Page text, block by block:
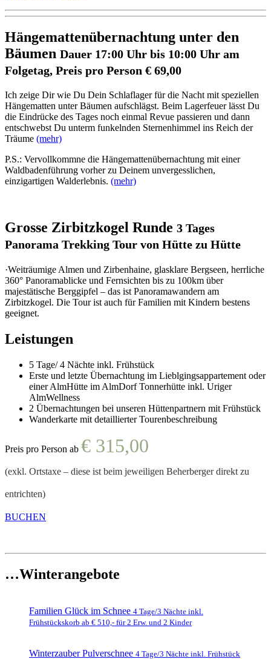
Hängemattenübernachtung unter den
Bäumen Dauer 17:00 Uhr bis 10:00 Uhr am
Folgetag, Preis pro Person € 69,00
Ich zeige Dir wie Du Dein Schlaflager für die Nacht mit speziellen
Hängematten unter Bäumen aufschlägst. Beim Lagerfeuer lässt Du
die Eindrücke des Tages noch einmal Revue passieren und dann
entschwebst Du unterm funkelnden Sternenhimmel ins Reich der
Träume (mehr)
P.S.: Vervollkommne die Hängemattenübernachtung mit einer
Waldbadenführung vorher zu Deinem unvergesslichen,
einzigartigen Walderlebnis. (mehr)
Grosse Zirbitzkogel Runde 3 Tages
Panorama Trekking Tour von Hütte zu Hütte
·Weiträumige Almen und Zirbenhaine, glasklare Bergseen, herrliche
360° Panoramablicke und Fernsichten bis zu 100km über
majestätische Berggipfel – das ist Panoramawandern am
Zirbitzkogel. Die Tour ist auch für Familien mit Kindern bestens
geeignet.
Leistungen
5 Tage/ 4 Nächte inkl. Frühstück
Erste und letzte Übernachtung im Lieblgingsappartement oder
einer AlmHütte im AlmDorf Tonnerhütte inkl. Uriger
AlmWellness
2 Übernachtungen bei unseren Hüttenpartnern mit Frühstück
Wanderkarte mit detaillierter Tourenbeschreibung
Preis pro Person ab € 315,00
(exkl. Ortstaxe – diese ist beim jeweiligen Beherberger direkt zu
entrichten)
BUCHEN
…Winterangebote
Familien Glück im Schnee 4 Tage/3 Nächte inkl.
Frühstückskorb ab € 510,- für 2 Erw. und 2 Kinder
Winterzauber Pulverschnee 4 Tage/3 Nächte inkl. Frühstück